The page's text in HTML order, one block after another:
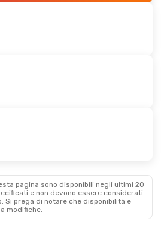
Set
Swiss International Air Lines
pagina sono disponibili negli ultimi 20
e non devono essere considerati
Si prega di notare che disponibilità e
modifiche.